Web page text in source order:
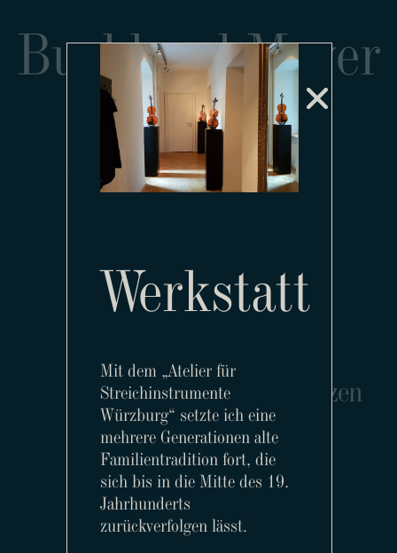
KontaktAtelier Referenzen
Burkhard Mayer
Atelier für
Streichinstrumente
Werkstatt
Mit dem „Atelier für
Streichinstrumente
Würzburg“ setzte ich eine
mehrere Generationen alte
Familientradition fort, die
sich bis in die Mitte des 19.
Jahrhunderts
zurückverfolgen lässt.